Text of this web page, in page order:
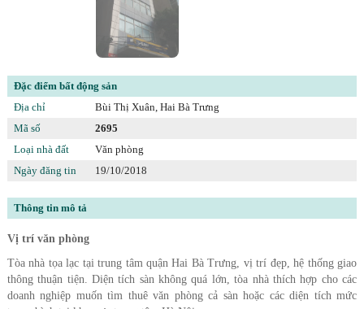
Đặc điểm bất động sản
Địa chỉ
Bùi Thị Xuân, Hai Bà Trưng
Mã số
2695
Loại nhà đất
Văn phòng
Ngày đăng tin
19/10/2018
Thông tin mô tả
Vị trí văn phòng
Tòa nhà tọa lạc tại trung tâm quận Hai Bà Trưng, vị trí đẹp, hệ thống giao
thông thuận tiện. Diện tích sàn không quá lớn, tòa nhà thích hợp cho các
doanh nghiệp muốn tìm thuê văn phòng cả sàn hoặc các diện tích mức